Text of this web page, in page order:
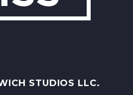
STUDIOS LLC.